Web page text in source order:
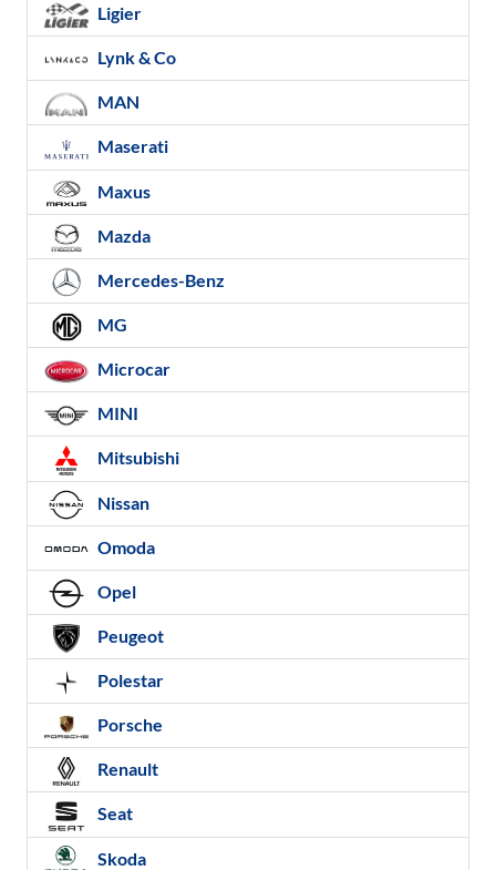
Ligier
Lynk & Co
MAN
Maserati
Maxus
Mazda
Mercedes-Benz
MG
Microcar
MINI
Mitsubishi
Nissan
Omoda
Opel
Peugeot
Polestar
Porsche
Renault
Seat
Skoda